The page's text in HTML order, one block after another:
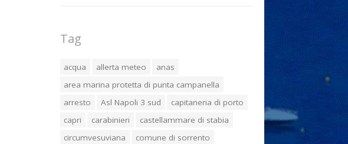
Tag
acqua allerta meteo
anas
area marina protetta di punta campanella
arresto
Asl Napoli 3 sud
capitaneria di porto
capri
carabinieri
castellammare di stabia
circumvesuviana
comune di sorrento